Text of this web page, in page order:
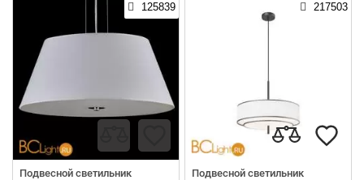
125839
Подвесной светильник
217503
Подвесной светильник